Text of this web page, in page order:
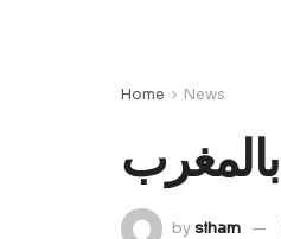
Home News
bysiham